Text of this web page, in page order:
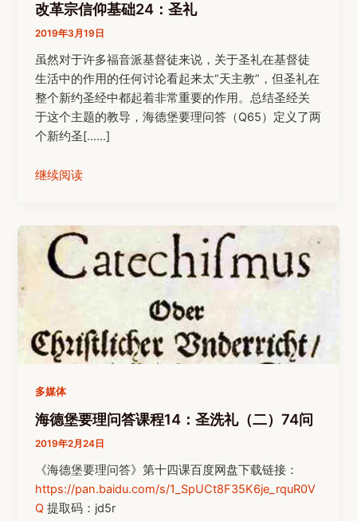
改革宗信仰基础24：圣礼
2019年3月19日
虽然对于许多福音派基督徒来说，关于圣礼在基督徒
生活中的作用的任何讨论看起来太“天主教”，但圣礼在
整个新约圣经中都起着非常重要的作用。总结圣经关
于这个主题的教导，海德堡要理问答（Q65）定义了两
个新约圣[……]
继续阅读
多媒体
海德堡要理问答课程14：圣洗礼（二）74问
2019年2月24日
《海德堡要理问答》第十四课百度网盘下载链接：
https://pan.baidu.com/s/1_SpUCt8F35K6je_rquR0V
Q 提取码：jd5r